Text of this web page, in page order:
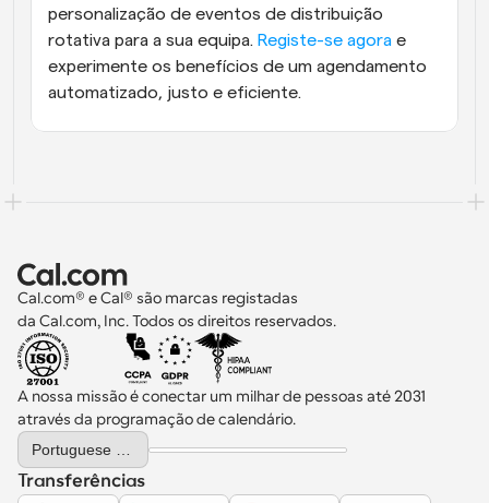
personalização de eventos de distribuição
rotativa para a sua equipa. Registe-se agora e
experimente os benefícios de um agendamento
automatizado, justo e eficiente.
Cal.com® e Cal® são marcas registadas
da Cal.com, Inc. Todos os direitos reservados.
A nossa missão é conectar um milhar de pessoas até 2031
através da programação de calendário.
Select Language
Transferências